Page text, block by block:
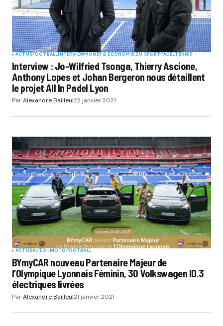
ACTUSFOOTBALL INTERVIEWMONEY & ÉCONOMIE DU SPORT PADELTENNIS
Interview : Jo-Wilfried Tsonga, Thierry Ascione,
Anthony Lopes et Johan Bergeron nous détaillent
le projet All In Padel Lyon
ParAlexandre Bailleul22 janvier 2021
ACTUSAUTO-MOTOFOOTBALL
BYmyCAR nouveau Partenaire Majeur de
l’Olympique Lyonnais Féminin, 30 Volkswagen ID.3
électriques livrées
ParAlexandre Bailleul21 janvier 2021